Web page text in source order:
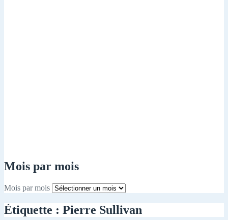
Mois par mois
Mois par mois
Étiquette : Pierre Sullivan